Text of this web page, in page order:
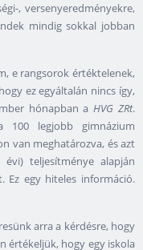
, versenyeredményekre,
mindig sokkal jobban
e rangsorok értéktelenek,
ez egyáltalán nincs így,
hónapban aHVG ZRt.
100 legjobb gimnázium
van meghatározva, és azt
teljesítménye alapján
Ez egy hiteles információ.
arra a kérdésre, hogy
értékeljük, hogy egy iskola